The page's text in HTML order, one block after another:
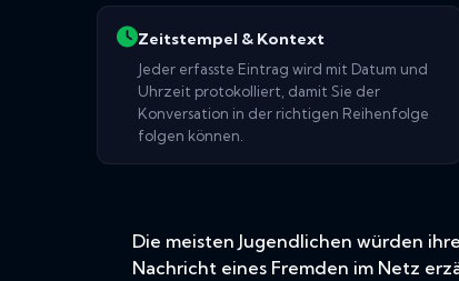
Zeitstempel & Kontext
Jeder erfasste Eintrag wird mit Datum und
Uhrzeit protokolliert, damit Sie der
Konversation in der richtigen Reihenfolge
folgen können.
Die meisten Jugendlichen würden
Nachricht eines Fremden im Netz